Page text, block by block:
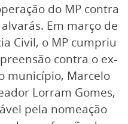
do MP contra
Em março de
Civil, o MP cumpriu
contra o ex-
município, Marcelo
Lorram Gomes,
pela nomeação